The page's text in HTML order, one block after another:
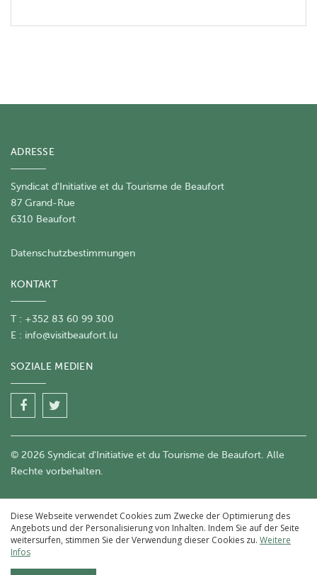
ADRESSE
Syndicat d'Initiative et du Tourisme de Beaufort
87 Grand-Rue
6310 Beaufort
Datenschutzbestimmungen
KONTAKT
T : +352 83 60 99 300
E : info@visitbeaufort.lu
SOZIALE MEDIEN
© 2026 Syndicat d'Initiative et du Tourisme de Beaufort. Alle
Rechte vorbehalten.
Diese Webseite verwendet Cookies zum Zwecke der Optimierung des
Angebots und der Personalisierung von Inhalten. Indem Sie auf der Seite
weitersurfen, stimmen Sie der Verwendung dieser Cookies zu. Weitere
Infos